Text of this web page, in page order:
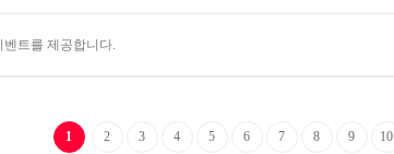
트를 제공합니다.
1 2 3 4 5 6 7 8 9 10